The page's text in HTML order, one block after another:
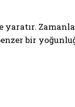
yaratır.
bir